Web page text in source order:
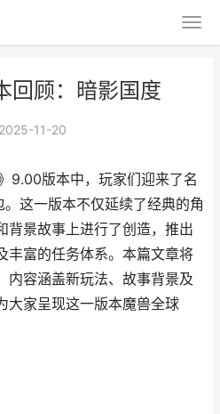
回顾：暗影国度
11-20
9.00版本中，玩家们迎来了名
。这一版本不仅延续了经典的角
背景故事上进行了创造，推出
丰富的任务体系。本篇文章将
内容涵盖新玩法、故事背景及
大家呈现这一版本魔兽全球